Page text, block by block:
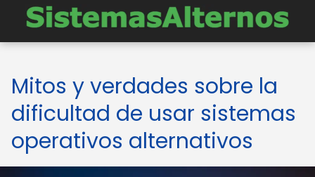
Mitos y verdades sobre la
dificultad de usar sistemas
operativos alternativos